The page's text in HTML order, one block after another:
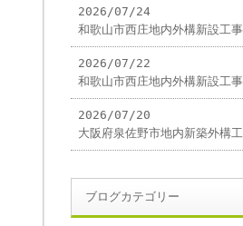
2026/07/24
和歌山市西庄地内外構新設工事
2026/07/22
和歌山市西庄地内外構新設工事
2026/07/20
大阪府泉佐野市地内新築外構
ブログカテゴリー